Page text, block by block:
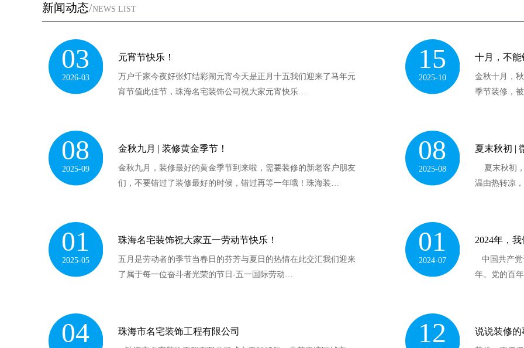
新闻动态/NEWS LIST
03
2026-03
元宵节快乐！
万户千家今夜好张灯结彩闹元宵今天是正月十五我们迎来了马年元
宵节值此佳节，珠海名宅装饰公司祝大家元宵快乐…
15
2025-10
十月，不
金秋十月，
季节装修，
08
2025-09
金秋九月 | 装修黄金季节！
金秋九月，装修最好的黄金季节到来啦，需要装修的新老客户朋友
们，不要错过了装修最好的时候，错过再等一年哦！珠海装…
08
2025-08
夏末秋初 |
夏末秋初，
温由热转凉
01
2025-05
珠海名宅装饰祝大家五一劳动节快乐！
五月是劳动者的季节当春日的芬芳与夏日的热情在此交汇我们迎来
了属于每一位奋斗者光荣的节日-五一国际劳动…
01
2024-07
2024年，
中国共产党
年。党的百
04 珠海市名宅装饰工程有限公司 12 说说装修的